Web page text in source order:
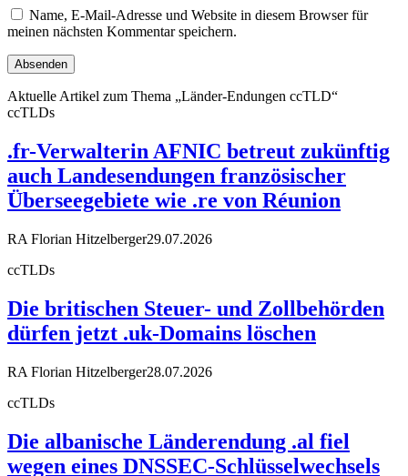
Name, E-Mail-Adresse und Website in diesem Browser für
meinen nächsten Kommentar speichern.
Aktuelle Artikel zum Thema „Länder-Endungen ccTLD“
ccTLDs
.fr-Verwalterin AFNIC betreut zukünftig
auch Landesendungen französischer
Überseegebiete wie .re von Réunion
RA Florian Hitzelberger29.07.2026
ccTLDs
Die britischen Steuer- und Zollbehörden
dürfen jetzt .uk-Domains löschen
RA Florian Hitzelberger28.07.2026
ccTLDs
Die albanische Länderendung .al fiel
wegen eines DNSSEC-Schlüsselwechsels